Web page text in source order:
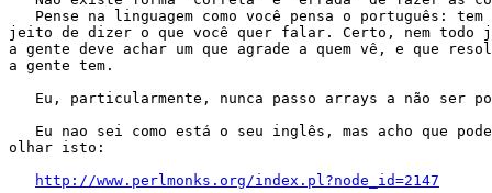
Pense na linguagem como você pensa o português:
jeito de dizer o que você quer falar. Certo, nem todo
a gente deve achar um que agrade a quem vê, e que
a gente tem.
Eu, particularmente, nunca passo arrays a não ser
Eu nao sei como está o seu inglês, mas acho que
olhar isto:
http://www.perlmonks.org/index.pl?node_id=2147